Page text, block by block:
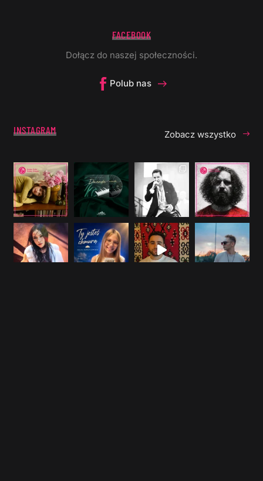
FACEBOOK
Dołącz do naszej społeczności.
Polub nas
INSTAGRAM Zobacz wszystko